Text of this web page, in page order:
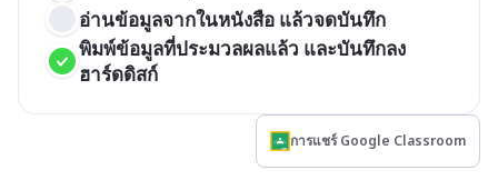
อ่านข้อมูลจากในหนังสือ แล้วจดบันทึก
พิมพ์ข้อมูลที่ประมวลผลแล้ว และบันทึกลง
ฮาร์ดดิสก์
การแชร์ Google Classroom